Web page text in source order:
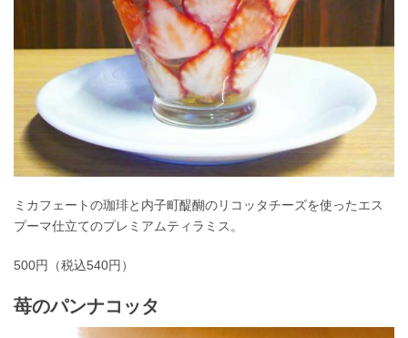
ミカフェートの珈琲と内子町醍醐のリコッタチーズを使ったエス
プーマ仕立てのプレミアムティラミス。
500円（税込540円）
苺のパンナコッタ